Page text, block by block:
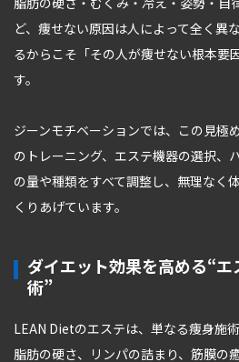
ど、痩せない原因は人によって全く異
るからこそ「その人が痩せない根本要
す。
ジーンモチベーションでは、この見極
のトレーニング、エステ機器の選択、
の量や種類をすべて調整し、無理なく
くりあげています。
ダイエット効果を高める“
術”
LEAN Dietのエステは、単なる痩身施
脂肪の硬さ、リンパの詰まり、筋膜の